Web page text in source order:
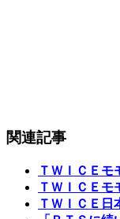
関連記事
ＴＷＩＣＥ
ＴＷＩＣＥモ
ＴＷＩＣＥ